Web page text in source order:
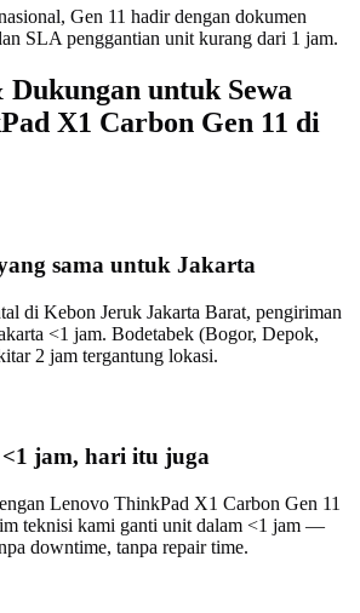
Gen 11 hadir dengan dokumen
SLA penggantian unit kurang dari 1 jam.
untuk Sewa
X1 Carbon Gen 11 di
sama untuk Jakarta
di Kebon Jeruk Jakarta Barat, pengiriman
<1 jam. Bodetabek (Bogor, Depok,
2 jam tergantung lokasi.
jam, hari itu juga
Lenovo ThinkPad X1 Carbon Gen 11
teknisi kami ganti unit dalam <1 jam —
downtime, tanpa repair time.